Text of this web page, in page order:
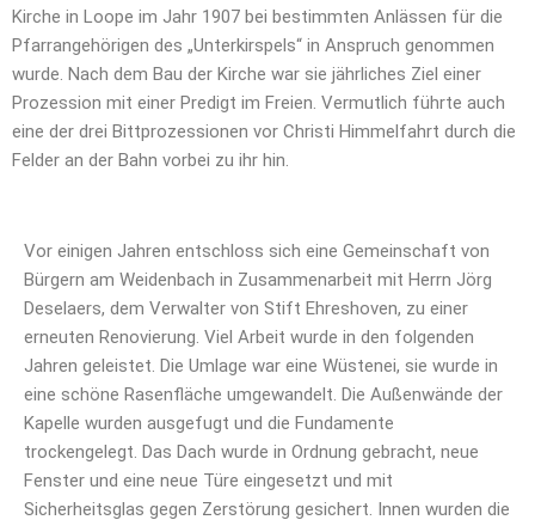
Kirche in Loope im Jahr 1907 bei bestimmten Anlässen für die
Pfarrangehörigen des „Unterkirspels“ in Anspruch genommen
wurde. Nach dem Bau der Kirche war sie jährliches Ziel einer
Prozession mit einer Predigt im Freien. Vermutlich führte auch
eine der drei Bittprozessionen vor Christi Himmelfahrt durch die
Felder an der Bahn vorbei zu ihr hin.
Vor einigen Jahren entschloss sich eine Gemeinschaft von
Bürgern am Weidenbach in Zusammenarbeit mit Herrn Jörg
Deselaers, dem Verwalter von Stift Ehreshoven, zu einer
erneuten Renovierung. Viel Arbeit wurde in den folgenden
Jahren geleistet. Die Umlage war eine Wüstenei, sie wurde in
eine schöne Rasenfläche umgewandelt. Die Außenwände der
Kapelle wurden ausgefugt und die Fundamente
trockengelegt. Das Dach wurde in Ordnung gebracht, neue
Fenster und eine neue Türe eingesetzt und mit
Sicherheitsglas gegen Zerstörung gesichert. Innen wurden die